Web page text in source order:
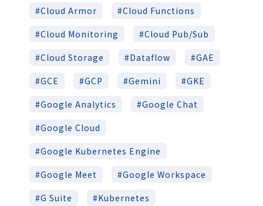
Cloud Armor
Cloud Functions
Cloud Monitoring
Cloud Pub/Sub
Cloud Storage
Dataflow
GAE
GCE
GCP Gemini
GKE
Google Analytics
Google Chat
Google Cloud
Google Kubernetes Engine
Google Meet
Google Workspace
G Suite
Kubernetes